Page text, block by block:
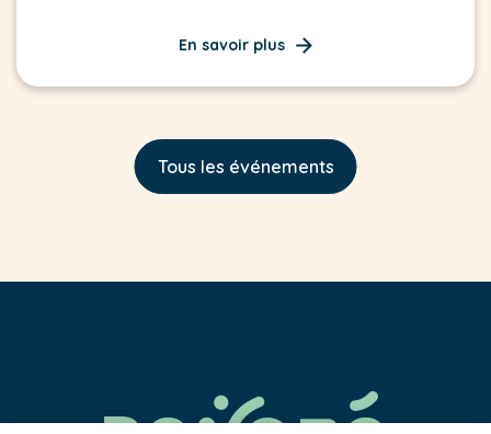
En savoir plus
Tous les événements